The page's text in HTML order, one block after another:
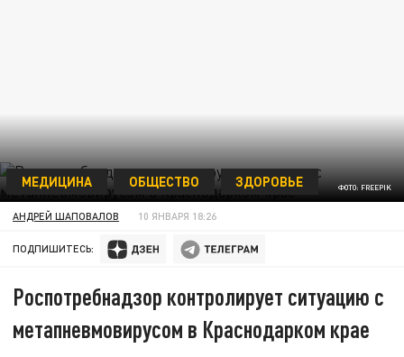
ФОТО: FREEPIK
МЕДИЦИНА ОБЩЕСТВО ЗДОРОВЬЕ
АНДРЕЙ ШАПОВАЛОВ 10 ЯНВАРЯ 18:26
ПОДПИШИТЕСЬ:
Роспотребнадзор контролирует ситуацию с
метапневмовирусом в Краснодарком крае